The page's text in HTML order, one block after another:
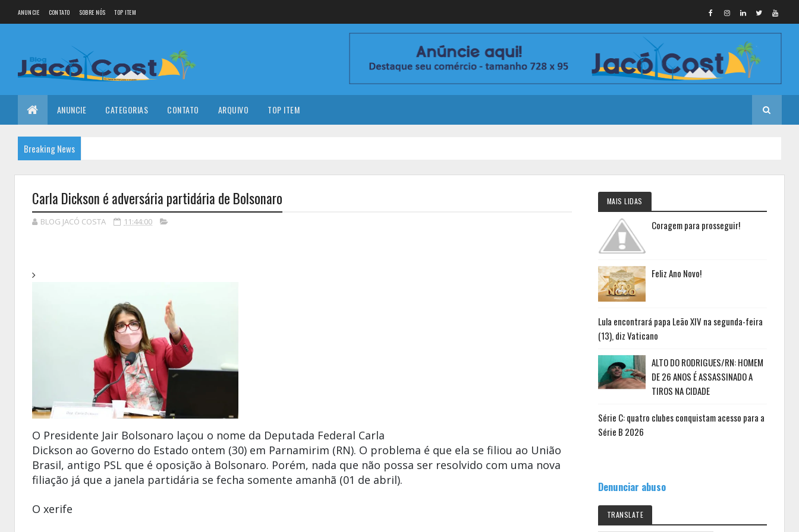
ANUNCIE CONTATO SOBRE NÓS TOP ITEM
ANUNCIE CATEGORIAS CONTATO ARQUIVO TOP ITEM
Breaking News
Carla Dickson é adversária partidária de Bolsonaro
BLOG JACÓ COSTA 11:44:00
O Presidente Jair Bolsonaro laçou o nome da Deputada Federal Carla
Dickson ao Governo do Estado ontem (30) em Parnamirim (RN). O problema é que ela se filiou ao União
Brasil, antigo PSL que é oposição à Bolsonaro. Porém, nada que não possa ser resolvido com uma nova
filiação já que a janela partidária se fecha somente amanhã (01 de abril).
O xerife
MAIS LIDAS
Coragem para prosseguir!
Feliz Ano Novo!
Lula encontrará papa Leão XIV na segunda-feira
(13), diz Vaticano
ALTO DO RODRIGUES/RN: HOMEM
DE 26 ANOS É ASSASSINADO A
TIROS NA CIDADE
Série C: quatro clubes conquistam acesso para a
Série B 2026
Denunciar abuso
TRANSLATE